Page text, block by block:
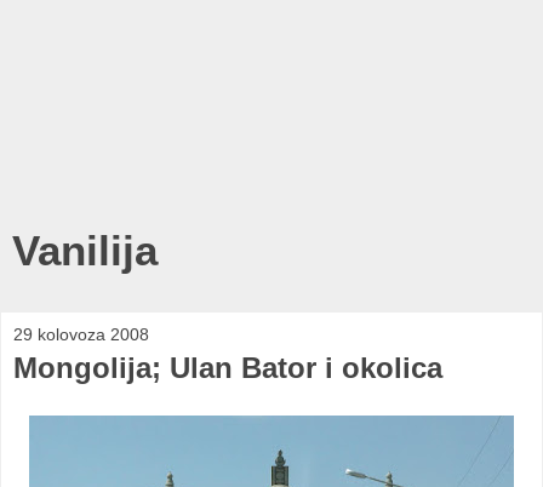
Vanilija
29 kolovoza 2008
Mongolija; Ulan Bator i okolica